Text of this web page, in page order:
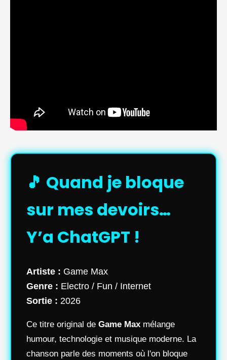
🎵 Quand je bloque
sur mes devoirs…
Y’a ChatGPT !
Artiste : Game Max
Genre : Electro / Fun / Internet
Sortie : 2026
Ce titre original de Game Max mélange
humour, technologie et musique moderne. La
chanson parle des moments où l'on bloque